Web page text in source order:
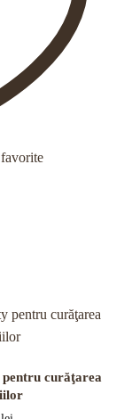
curăţarea